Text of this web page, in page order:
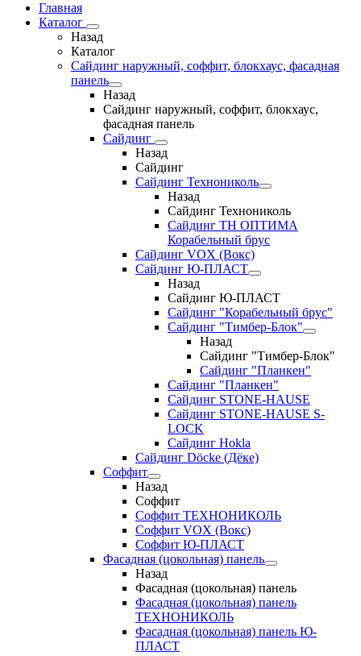
Главная
Каталог
Назад
Каталог
Сайдинг наружный, соффит, блокхаус, фасадная
панель
Назад
Сайдинг наружный, соффит, блокхаус,
фасадная панель
Сайдинг
Назад
Сайдинг
Сайдинг Технониколь
Назад
Сайдинг Технониколь
Сайдинг ТН ОПТИМА
Корабельный брус
Сайдинг VOX (Вокс)
Сайдинг Ю-ПЛАСТ
Назад
Сайдинг Ю-ПЛАСТ
Сайдинг "Корабельный брус"
Сайдинг "Тимбер-Блок"
Назад
Сайдинг "Тимбер-Блок"
Сайдинг "Планкен"
Сайдинг "Планкен"
Сайдинг STONE-HAUSE
Сайдинг STONE-HAUSE S-
LOCK
Сайдинг Hokla
Сайдинг Döcke (Дёке)
Соффит
Назад
Соффит
Соффит ТЕХНОНИКОЛЬ
Соффит VOX (Вокс)
Соффит Ю-ПЛАСТ
Фасадная (цокольная) панель
Назад
Фасадная (цокольная) панель
Фасадная (цокольная) панель
ТЕХНОНИКОЛЬ
Фасадная (цокольная) панель Ю-
ПЛАСТ